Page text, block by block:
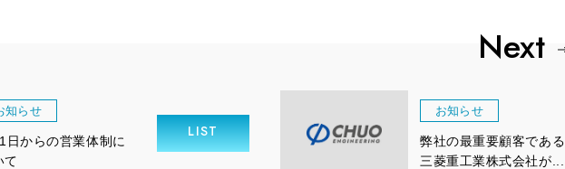
知らせ
日からの営業体制に
て
お知らせ
弊社の最重要顧客である
三菱重工業株式会社が...
LIST